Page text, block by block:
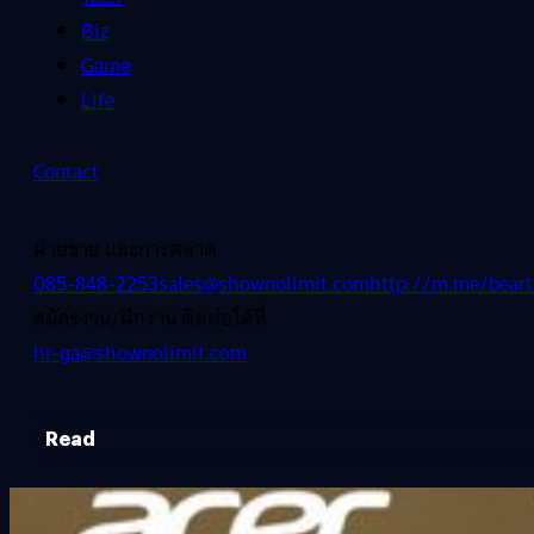
Biz
Game
Life
Contact
ฝ่ายขาย และการตลาด
085-848-2253sales@shownolimit.comhttp://m.me/
สมัครงาน/ฝึกงาน ติดต่อได้ที่
hr-ga@shownolimit.com
Read